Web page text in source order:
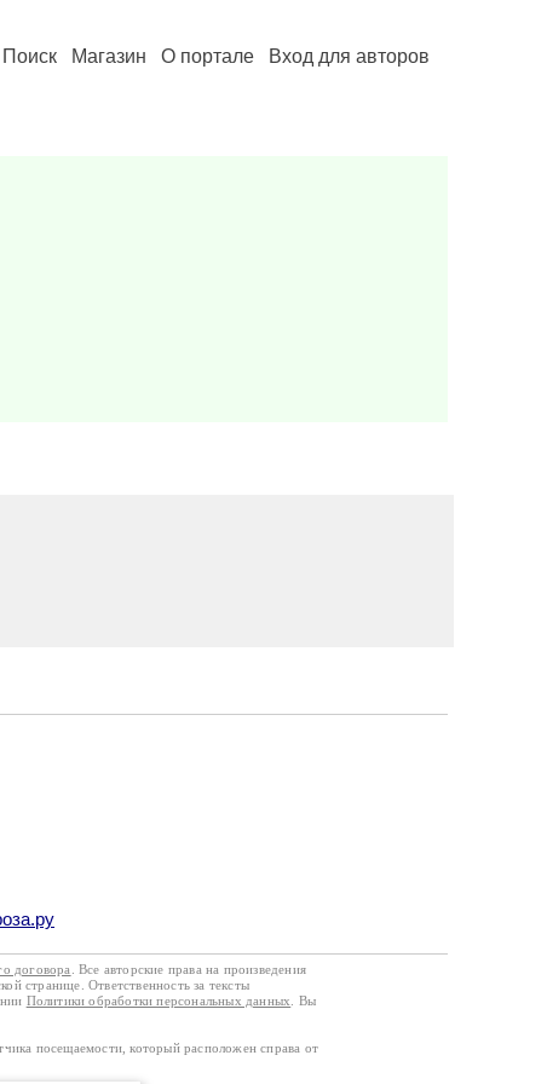
Поиск Магазин О портале Вход для авторов
договора
. Все авторские права на произведения
странице. Ответственность за тексты
Политики обработки персональных данных
. Вы
посещаемости, который расположен справа от